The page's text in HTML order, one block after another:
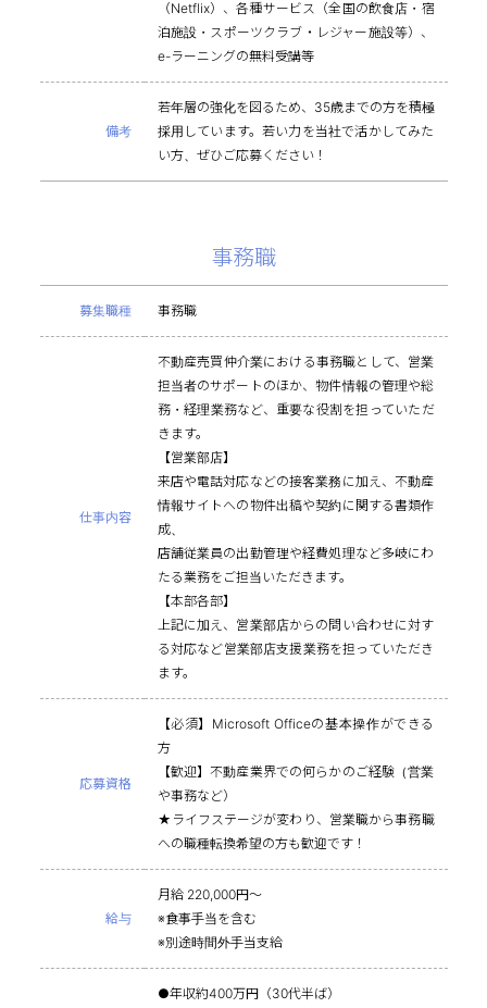
（Netflix）、各種サービス（全国の飲食店・宿
泊施設・スポーツクラブ・レジャー施設等）、
e-ラーニングの無料受講等
備考
若年層の強化を図るため、35歳までの方を積極
採用しています。若い力を当社で活かしてみた
い方、ぜひご応募ください！
事務職
募集職種 事務職
仕事内容
不動産売買仲介業における事務職として、営業
担当者のサポートのほか、物件情報の管理や総
務・経理業務など、重要な役割を担っていただ
きます。
【営業部店】
来店や電話対応などの接客業務に加え、不動産
情報サイトへの物件出稿や契約に関する書類作
成、
店舗従業員の出勤管理や経費処理など多岐にわ
たる業務をご担当いただきます。
【本部各部】
上記に加え、営業部店からの問い合わせに対す
る対応など営業部店支援業務を担っていただき
ます。
応募資格
【必須】Microsoft Officeの基本操作ができる
方
【歓迎】不動産業界での何らかのご経験（営業
や事務など）
★ライフステージが変わり、営業職から事務職
への職種転換希望の方も歓迎です！
給与
月給 220,000円～
※食事手当を含む
※別途時間外手当支給
●年収約400万円（30代半ば）